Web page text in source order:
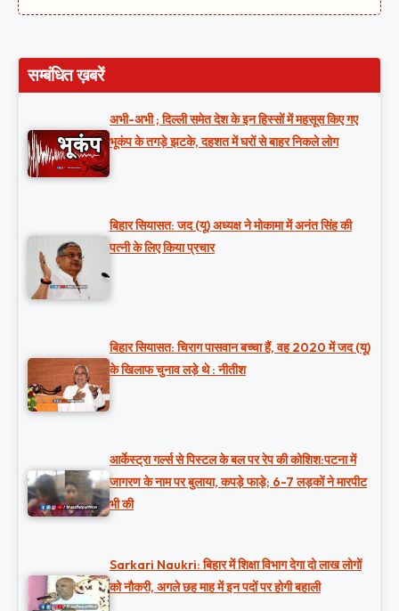
सम्बंधित ख़बरें
अभी-अभी ; दिल्ली समेत देश के इन हिस्सों में महसूस किए गए
भूकंप के तगड़े झटके, दहशत में घरों से बाहर निकले लोग
बिहार सियासत: जद (यू) अध्यक्ष ने मोकामा में अनंत सिंह की
पत्नी के लिए किया प्रचार
बिहार सियासत: चिराग पासवान बच्चा हैं, वह 2020 में जद (यू)
के खिलाफ चुनाव लड़े थे : नीतीश
आर्केस्ट्रा गर्ल्स से पिस्टल के बल पर रेप की कोशिश:पटना में
जागरण के नाम पर बुलाया, कपड़े फाड़े; 6-7 लड़कों ने मारपीट
भी की
Sarkari Naukri: बिहार में शिक्षा विभाग देगा दो लाख लोगों
को नौकरी, अगले छह माह में इन पदों पर होगी बहाली